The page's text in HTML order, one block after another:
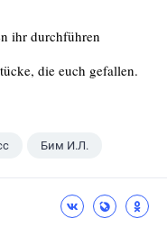
ihr durchführen
die euch gefallen.
Бим И.Л.